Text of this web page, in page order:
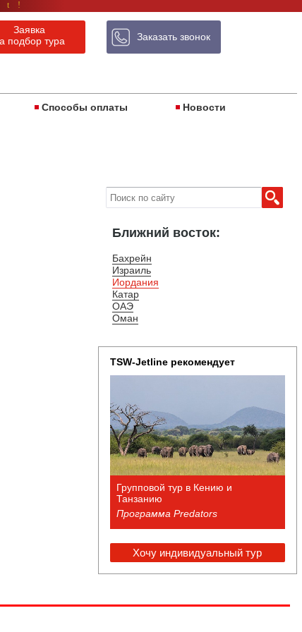
Заявка
подбор тура
Заказать звонок
Способы оплаты Новости
Ближний восток:
Бахрейн
Израиль
Иордания
Катар
ОАЭ
Оман
TSW-Jetline рекомендует
Групповой тур в Кению и
Танзанию
Программа Predators
Хочу индивидуальный тур